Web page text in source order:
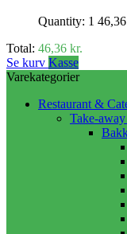
Quantity: 1 46,36
Total: 46,36 kr.
Se kurv Kasse
Varekategorier
Restaurant &
Take-